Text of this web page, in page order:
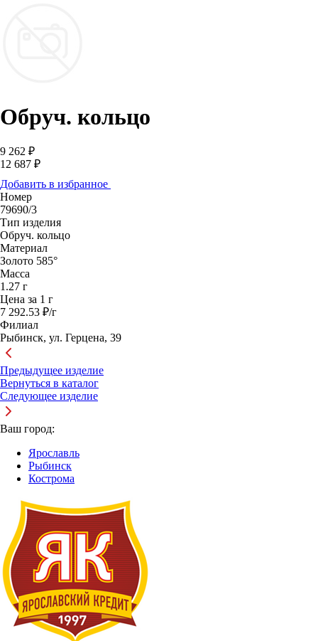
Обруч. кольцо
9 262 ₽
12 687 ₽
Добавить в избранное
Номер
79690/3
Тип изделия
Обруч. кольцо
Материал
Золото 585°
Масса
1.27 г
Цена за 1 г
7 292.53 ₽/г
Филиал
Рыбинск, ул. Герцена, 39
Предыдущее изделие
Вернуться в каталог
Следующее изделие
Ваш город:
Ярославль
Рыбинск
Кострома